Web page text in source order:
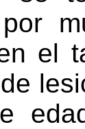
el